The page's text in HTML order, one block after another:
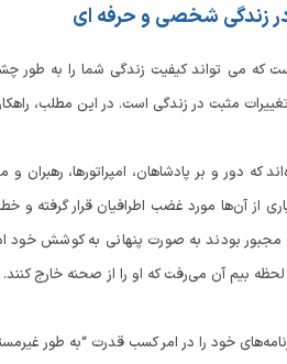
زندگی شخصی و حرفه‌ ای
که می‌ تواند کیفیت زندگی شما را به طور
تغییرات مثبت در زندگی است. در این مطلب،
که دور و بر پادشاهان، امپراتورها،
از آن‌ها مورد غضب اطرافیان قرار
بودند به صورت پنهانی به کوشش خود
بیم آن می‌رفت که او را از صحنه خارج کنند.
خود را در امر کسب قدرت “به طور